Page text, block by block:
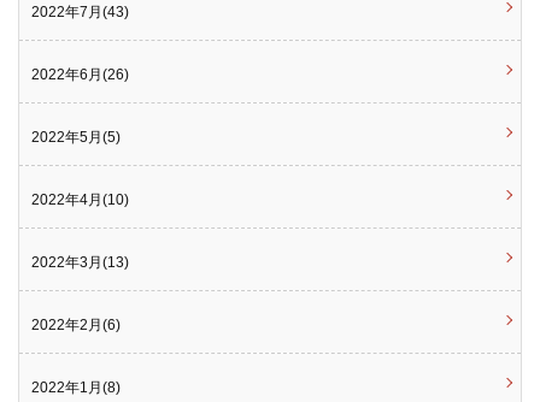
2022年7月(43)
2022年6月(26)
2022年5月(5)
2022年4月(10)
2022年3月(13)
2022年2月(6)
2022年1月(8)